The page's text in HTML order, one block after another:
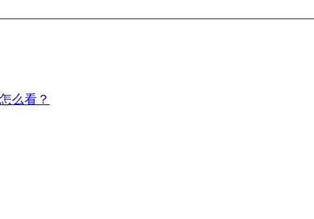
么看？